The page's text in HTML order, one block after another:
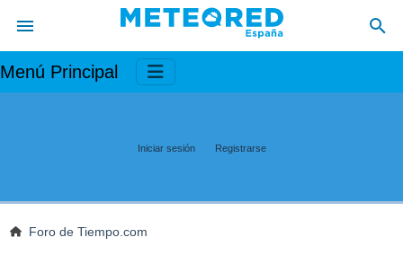
Menú Principal
Iniciar sesión Registrarse
Foro de Tiempo.com